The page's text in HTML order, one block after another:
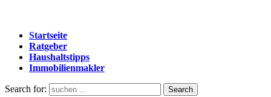
Startseite
Ratgeber
Haushaltstipps
Immobilienmakler
Search for: Search